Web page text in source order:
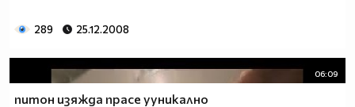
289 25.12.2008
06:09
питон изяжда прасе ууникално